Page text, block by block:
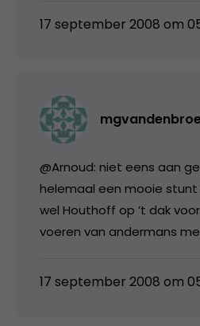
17 september 2008 om
@Arnoud: niet eens aan
helemaal een mooie stunt
wel Houthoff op ’t dak
voeren van andermans
17 september 2008 om